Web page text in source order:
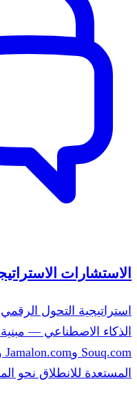
الاستشارات
استراتيجية التحول
الذكاء الاصطناعي —
المستعدة للانطلاق نحو